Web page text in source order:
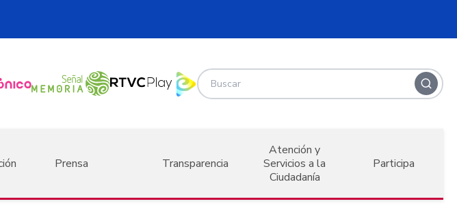
Prensa Transparencia
Atención y
Servicios a la
Ciudadanía
Participa